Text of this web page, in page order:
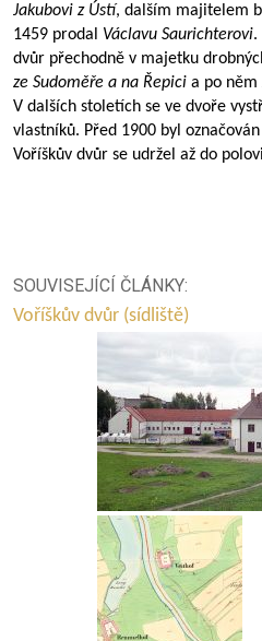
Jakubovi z Ústí, dalším majitelem
1459 prodal Václavu Saurichterovi.
dvůr přechodně v majetku
ze Sudoměře a na Řepici a po něm
V dalších stoletích se ve dvoře
vlastníků. Před 1900 byl
Voříškův dvůr se udržel až do
SOUVISEJÍCÍ ČLÁNKY:
Voříškův dvůr (sídliště)